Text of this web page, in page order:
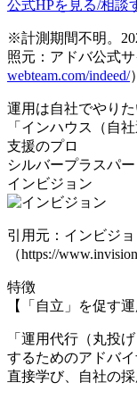
公式HPを見る/相談
※計測期間不明。
照元：アドバ公式
webteam.com/indeed/）
運用は自社でやりた
「インハウス（自社
支援のプロ
シルバープラスパ
インビジョン
引用元：インビジ
（https://
特徴
【「自立」を促す
「運用代行（丸投
するためのアドバ
直接学び、自社の